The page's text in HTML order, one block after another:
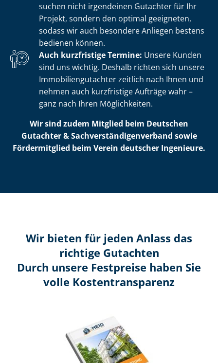
suchen nicht irgendeinen Gutachter für Ihr
Projekt, sondern den optimal geeigneten,
sodass wir auch besondere Anliegen bestens
bedienen können.
Auch kurzfristige Termine: Unsere Kunden
sind uns wichtig. Deshalb richten sich unsere
Im­mo­bi­li­en­gut­ach­ter zeitlich nach Ihnen und
nehmen auch kurzfristige Aufträge wahr –
ganz nach Ihren Möglichkeiten.
Wir sind zudem Mitglied beim Deutschen
Gutachter & Sach­ver­stän­di­gen­ver­band sowie
Fördermitglied beim Verein deutscher Ingenieure.
Wir bieten für jeden Anlass das
richtige Gutachten
Durch unsere Festpreise haben Sie
volle Kosten­transparenz